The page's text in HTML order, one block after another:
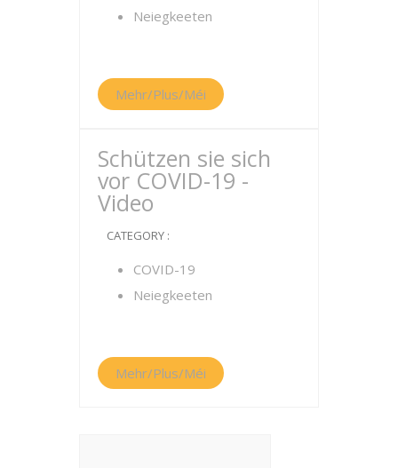
Neiegkeeten
Mehr/Plus/Méi
Schützen sie sich
vor COVID-19 -
Video
CATEGORY :
COVID-19
Neiegkeeten
Mehr/Plus/Méi